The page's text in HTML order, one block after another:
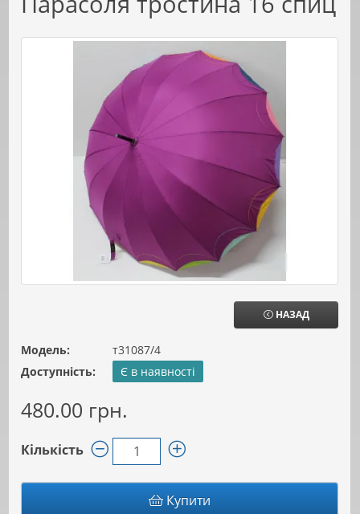
НАЗАД
Модель:
т31087/4
Доступність:
Є в наявності
480.00 грн.
Кількість
Купити